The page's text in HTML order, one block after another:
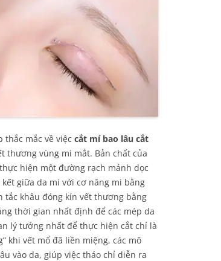
mắc về việc cắt mí bao lâu cắt
thương vùng mi mắt. Bản chất của
hiện một đường rạch mảnh dọc
giữa da mi với cơ nâng mi bằng
tắc khâu đóng kín vết thương bằng
thời gian nhất định để các mép da
lý tưởng nhất để thực hiện cắt chỉ là
khi vết mổ đã liền miệng, các mô
vào da, giúp việc tháo chỉ diễn ra